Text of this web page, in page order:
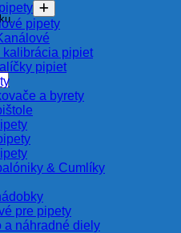
pipety
pipiet
pipiet
a byrety
& Cumlíky
pre pipety
a náhradné diely